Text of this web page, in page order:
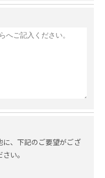
、下記のご要望がござ
い。